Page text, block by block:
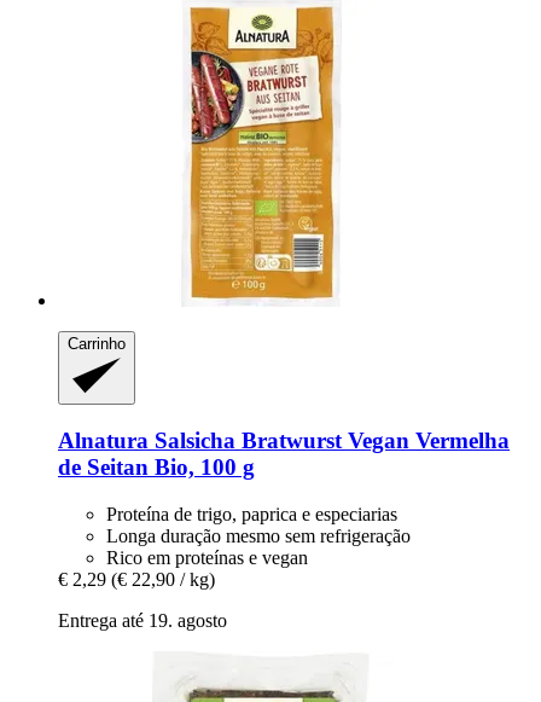
Carrinho
Alnatura Salsicha Bratwurst Vegan Vermelha
de Seitan Bio, 100 g
Proteína de trigo, paprica e especiarias
Longa duração mesmo sem refrigeração
Rico em proteínas e vegan
€ 2,29 (€ 22,90 / kg)
Entrega até 19. agosto